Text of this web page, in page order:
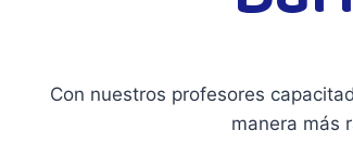
Con nuestros profesores
manera más